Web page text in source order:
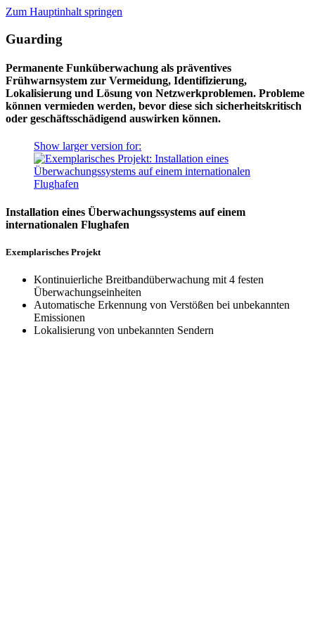
Zum Hauptinhalt springen
Guarding
Permanente Funküberwachung als präventives
Frühwarnsystem zur Vermeidung, Identifizierung,
Lokalisierung und Lösung von Netzwerkproblemen. Probleme
können vermieden werden, bevor diese sich sicherheitskritisch
oder geschäftsschädigend auswirken können.
Show larger version for:
Installation eines Überwachungssystems auf einem
internationalen Flughafen
Exemplarisches Projekt
Kontinuierliche Breitbandüberwachung mit 4 festen
Überwachungseinheiten
Automatische Erkennung von Verstößen bei unbekannten
Emissionen
Lokalisierung von unbekannten Sendern